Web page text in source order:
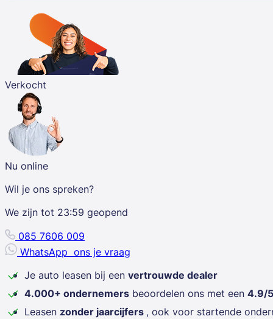
Verkocht
Nu online
Wil je ons spreken?
We zijn tot 23:59 geopend
085 7606 009
WhatsApp ons je vraag
Je auto leasen bij een vertrouwde dealer
4.000+ ondernemers beoordelen ons met een 4.9/5
Leasen zonder jaarcijfers , ook voor startende